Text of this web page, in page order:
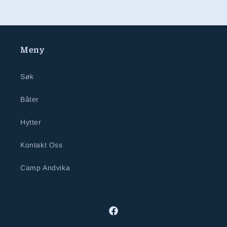
Meny
Søk
Båter
Hytter
Kontakt Oss
Camp Andvika
Facebook